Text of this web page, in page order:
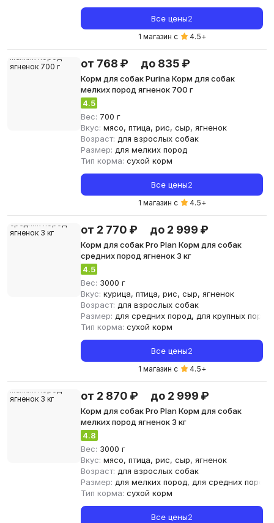
Все цены2
1 магазин с 4.5+
от 768 ₽ до 835 ₽
Корм для собак Purina Корм для собак
мелких пород ягненок 700 г
4.5
Вес: 700 г
Вкус: мясо, птица, рис, сыр, ягненок
Возраст: для взрослых собак
Размер: для мелких пород
Тип корма: сухой корм
Все цены2
1 магазин с 4.5+
от 2 770 ₽ до 2 999 ₽
Корм для собак Pro Plan Корм для собак
средних пород ягненок 3 кг
4.5
Вес: 3000 г
Вкус: курица, птица, рис, сыр, ягненок
Возраст: для взрослых собак
Размер: для средних пород, для крупных пород
Тип корма: сухой корм
Все цены2
1 магазин с 4.5+
от 2 870 ₽ до 2 999 ₽
Корм для собак Pro Plan Корм для собак
мелких пород ягненок 3 кг
4.8
Вес: 3000 г
Вкус: мясо, птица, рис, сыр, ягненок
Возраст: для взрослых собак
Размер: для мелких пород, для средних пород
Тип корма: сухой корм
Все цены2